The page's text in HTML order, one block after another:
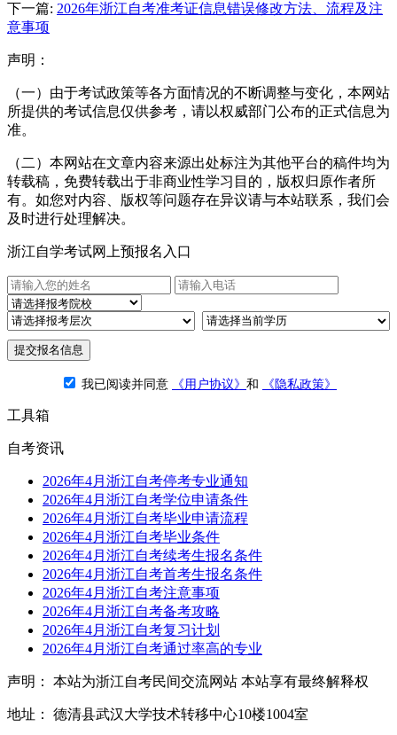
下一篇: 2026年浙江自考准考证信息错误修改方法、流程及注
意事项
声明：
（一）由于考试政策等各方面情况的不断调整与变化，本网站
所提供的考试信息仅供参考，请以权威部门公布的正式信息为
准。
（二）本网站在文章内容来源出处标注为其他平台的稿件均为
转载稿，免费转载出于非商业性学习目的，版权归原作者所
有。如您对内容、版权等问题存在异议请与本站联系，我们会
及时进行处理解决。
浙江自学考试网上预报名入口
提交报名信息
我已阅读并同意 《用户协议》 和 《隐私政策》
工具箱
自考资讯
2026年4月浙江自考停考专业通知
2026年4月浙江自考学位申请条件
2026年4月浙江自考毕业申请流程
2026年4月浙江自考毕业条件
2026年4月浙江自考续考生报名条件
2026年4月浙江自考首考生报名条件
2026年4月浙江自考注意事项
2026年4月浙江自考备考攻略
2026年4月浙江自考复习计划
2026年4月浙江自考通过率高的专业
声明： 本站为浙江自考民间交流网站 本站享有最终解释权
地址： 德清县武汉大学技术转移中心10楼1004室